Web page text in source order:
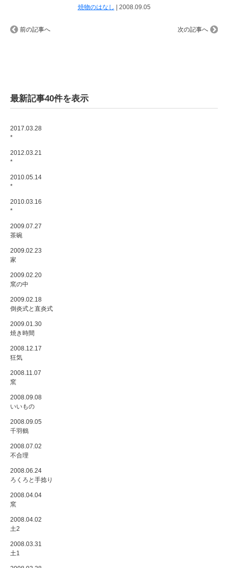
前の記事へ
焼物のはなし | 2008.09.05
次の記事へ
最新記事40件を表示
2017.03.28
*
2012.03.21
*
2010.05.14
*
2010.03.16
*
2009.07.27
茶碗
2009.02.23
家
2009.02.20
窯の中
2009.02.18
倒炎式と直炎式
2009.01.30
焼き時間
2008.12.17
狂気
2008.11.07
窯
2008.09.08
いいもの
2008.09.05
千羽鶴
2008.07.02
不合理
2008.06.24
ろくろと手捻り
2008.04.04
窯
2008.04.02
土2
2008.03.31
土1